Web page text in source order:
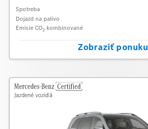
Spotreba
Dojazd na palivo
Emisie CO2 kombinované
Zobraziť ponuku